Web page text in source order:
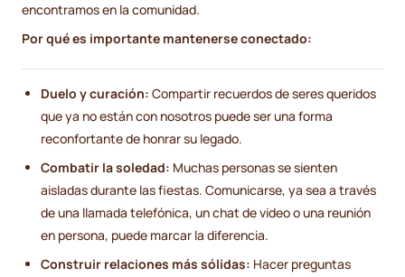
encontramos en la comunidad.
Por qué es importante mantenerse conectado:
Duelo y curación: Compartir recuerdos de seres queridos
que ya no están con nosotros puede ser una forma
reconfortante de honrar su legado.
Combatir la soledad: Muchas personas se sienten
aisladas durante las fiestas. Comunicarse, ya sea a través
de una llamada telefónica, un chat de video o una reunión
en persona, puede marcar la diferencia.
Construir relaciones más sólidas: Hacer preguntas